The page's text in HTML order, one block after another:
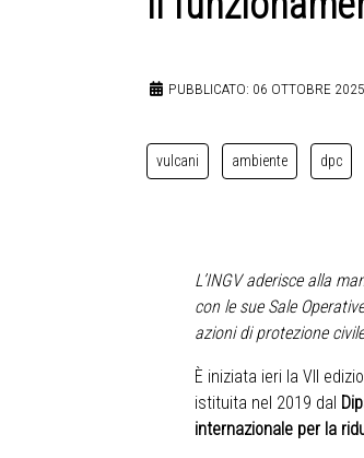
PUBBLICATO: 06 OTTOBRE 2025
vulcani ambiente dpc
L’INGV aderisce alla
con le sue Sale
azioni di protezione
È iniziata ieri la VII
istituita nel 2019 dal
internazionale per la